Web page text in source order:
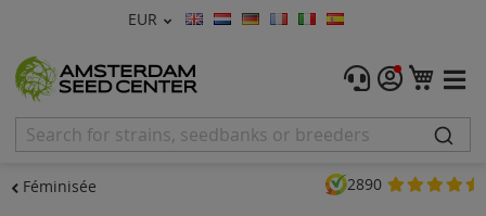
Devise
EUR Langue
Graines De Cannabis
Féminisée
Mon
Féminisée 2890